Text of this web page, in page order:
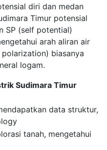
diri dan medan
Timur potensial
SP (self potential)
arah aliran air
biasanya
logam.
Sudimara Timur
data struktur,
tanah, mengetahui